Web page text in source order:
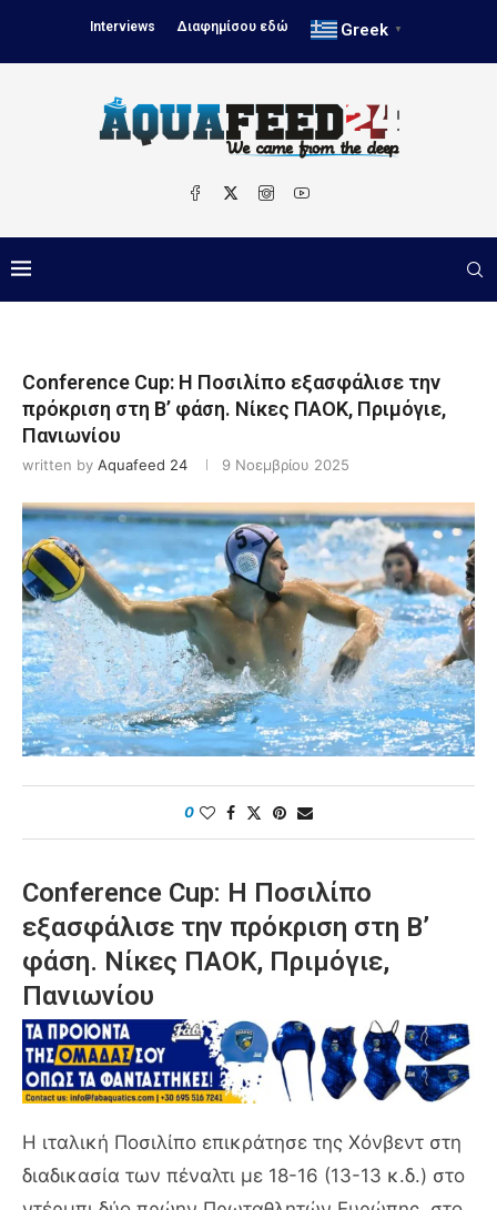
Interviews Διαφημίσου εδώ Greek ▼
Conference Cup: Η Ποσιλίπο εξασφάλισε την
πρόκριση στη Β’ φάση. Νίκες ΠΑΟΚ, Πριμόγιε,
Πανιωνίου
written by Aquafeed 24 9 Νοεμβρίου 2025
0
Conference Cup: Η Ποσιλίπο
εξασφάλισε την πρόκριση στη Β’
φάση. Νίκες ΠΑΟΚ, Πριμόγιε,
Πανιωνίου
Η ιταλική Ποσιλίπο επικράτησε της Χόνβεντ στη
διαδικασία των πέναλτι με 18-16 (13-13 κ.δ.) στο